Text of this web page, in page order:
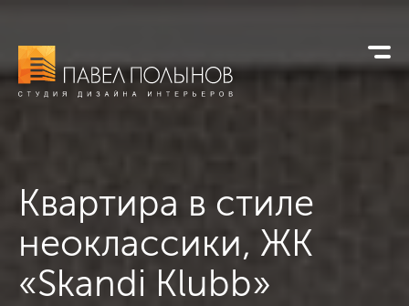
Квартира в стиле
неоклассики, ЖК
«Skandi Klubb»